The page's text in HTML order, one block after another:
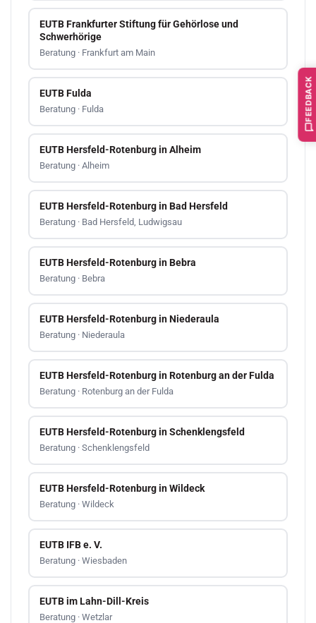
EUTB Frankfurter Stiftung für Gehörlose und
Schwerhörige
Beratung · Frankfurt am Main
EUTB Fulda
Beratung · Fulda
EUTB Hersfeld-Rotenburg in Alheim
Beratung · Alheim
EUTB Hersfeld-Rotenburg in Bad Hersfeld
Beratung · Bad Hersfeld, Ludwigsau
EUTB Hersfeld-Rotenburg in Bebra
Beratung · Bebra
EUTB Hersfeld-Rotenburg in Niederaula
Beratung · Niederaula
EUTB Hersfeld-Rotenburg in Rotenburg an der Fulda
Beratung · Rotenburg an der Fulda
EUTB Hersfeld-Rotenburg in Schenklengsfeld
Beratung · Schenklengsfeld
EUTB Hersfeld-Rotenburg in Wildeck
Beratung · Wildeck
EUTB IFB e. V.
Beratung · Wiesbaden
EUTB im Lahn-Dill-Kreis
Beratung · Wetzlar
FEEDBACK